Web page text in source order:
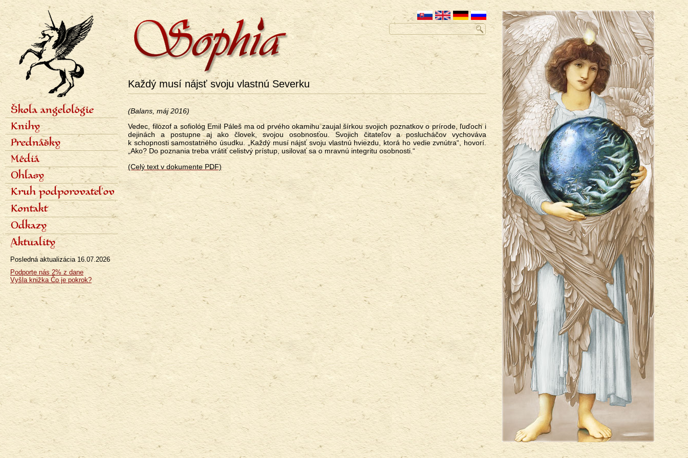
Každý musí nájsť svoju vlastnú Severku
(Balans, máj 2016)
Vedec, filozof a sofiológ Emil Páleš ma od prvého okamihu zaujal šírkou svojich poznatkov o prírode, ľuďoch i
dejinách a postupne aj ako človek, svojou osobnosťou. Svojich čitateľov a poslucháčov vychováva
k schopnosti samostatného úsudku. „Každý musí nájsť svoju vlastnú hviezdu, ktorá ho vedie zvnútra“, hovorí.
„Ako? Do poznania treba vrátiť celistvý prístup, usilovať sa o mravnú integritu osobnosti.“
(Celý text v dokumente PDF)
Menu
Škola angelológie
Lektori
Obsah školy
Sedem stupňov
Termíny a prihlášky
Fotogaléria
Knihy
Angelológia dejín 1
Angelológia dejín 2
Angelológia dejín 3
Čo je pokrok?
Sedem archanjelov
Duchovná úloha Európy
Parafrázovač slovenčiny
Časopis Sophia
Iné knihy
Staré vydanie Angelológie
Prednášky
Harmonogram prednášok
Organizačné pokyny
Audiozáznamy prednášok
Platená sekcia
Médiá
Odborné články
Populárne články
Rozhovory pre tlač
Rozhlas
Televízia
Bibliografia
Ohlasy
Polemiky
Recenzie
Ocenenia
Diplomové práce
Kruh podporovateľov
Kontakt
Odkazy
Aktuality
Posledná aktualizácia 16.07.2026
Podporte nás 2% z dane
Vyšla knižka Čo je pokrok?